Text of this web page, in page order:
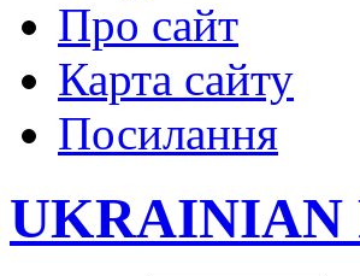
Про сайт
Карта сайту
Посилання
UKRAINIAN